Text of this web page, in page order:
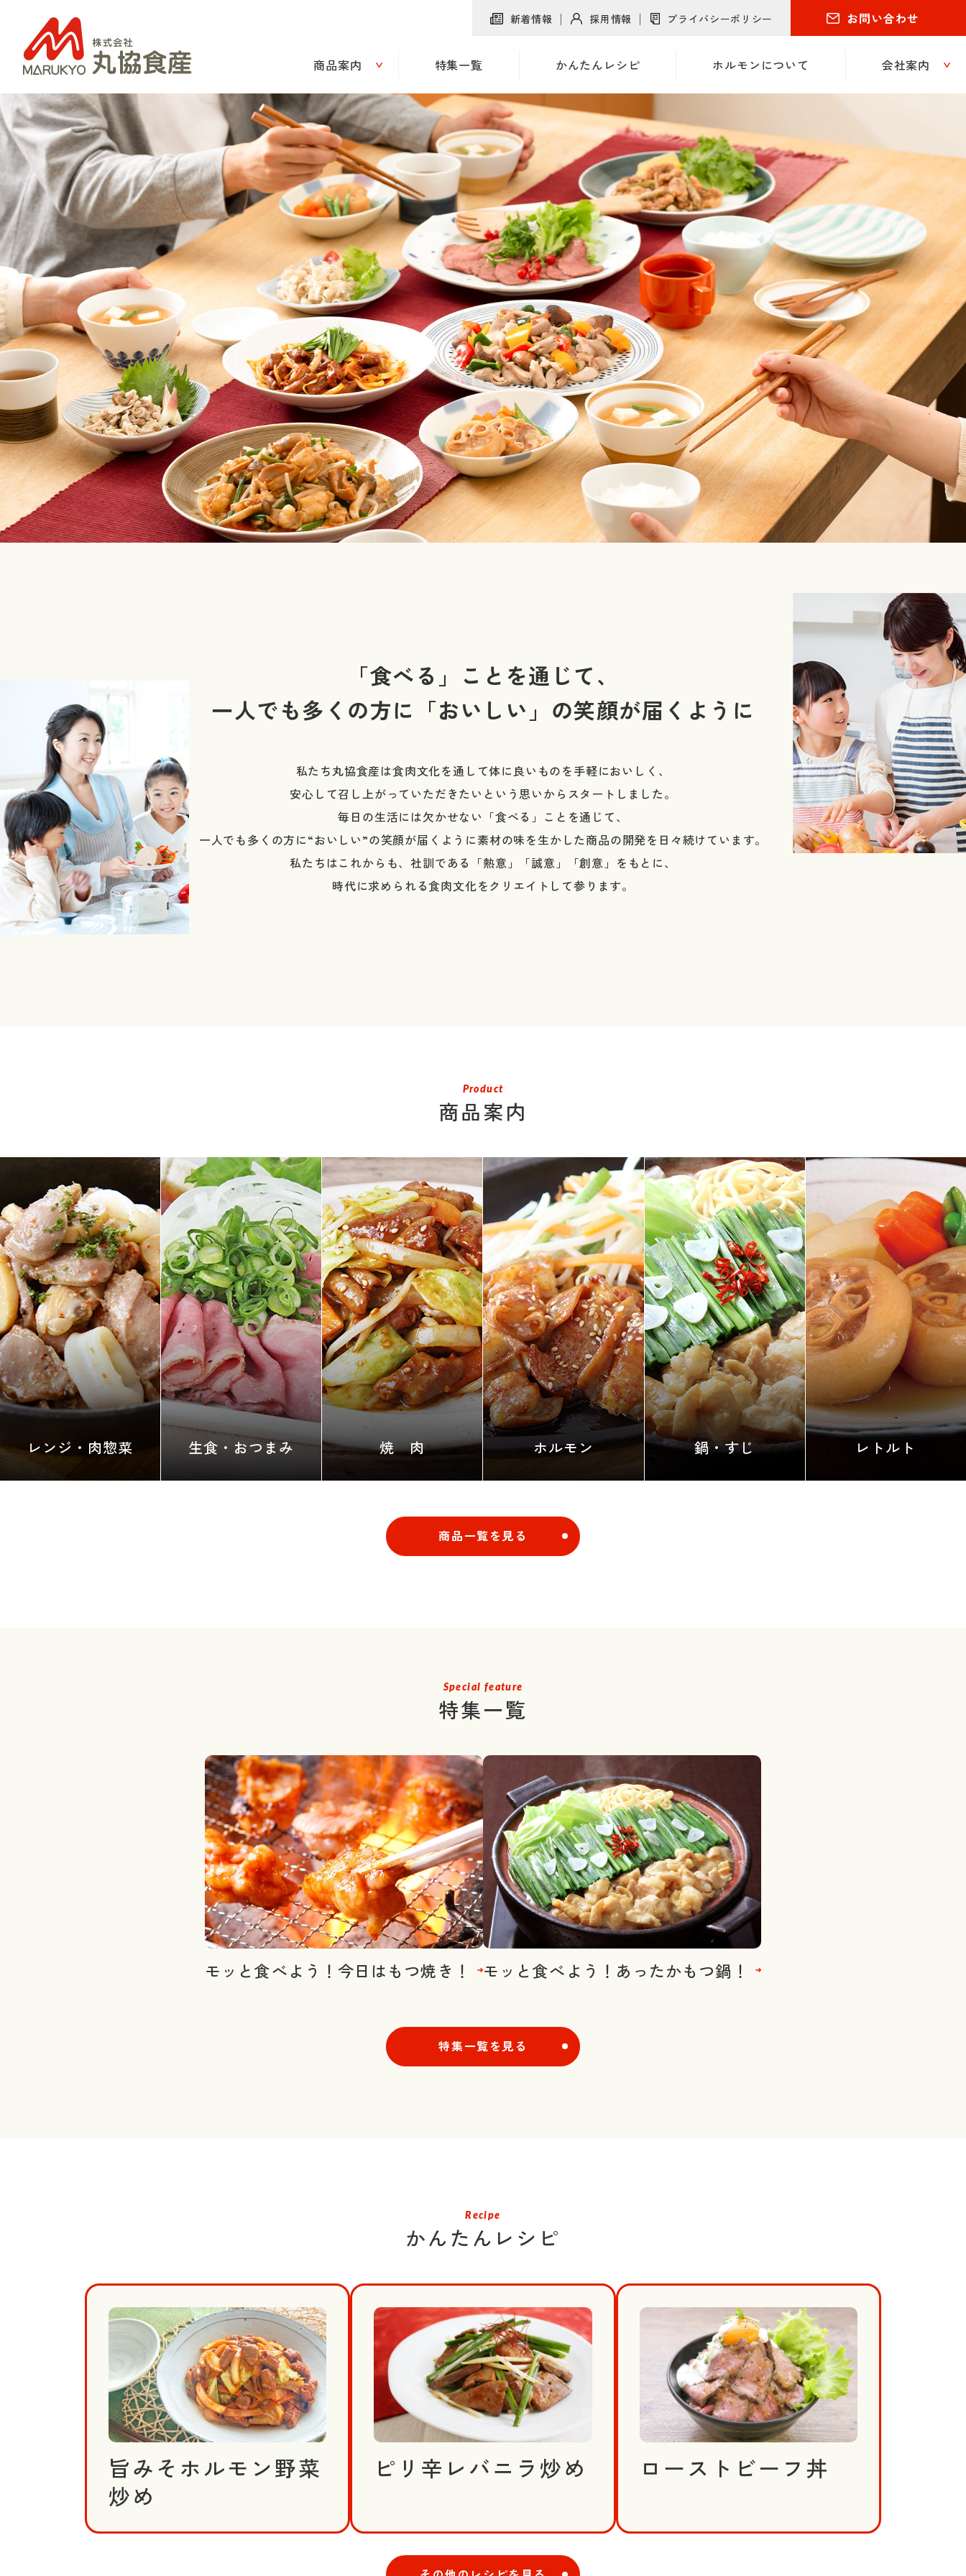
新着情報 採用情報 プライバシーポリシー お問い合わせ
商品案内
商品一覧 かんたんレシピ ホルモンについて
特集一覧 かんたんレシピ ホルモンについて 会社案内
丸協食産について 豊味館について トーア食産について SQFシステム 工場紹介
「食べる」ことを通じて、
一人でも多くの方に「おいしい」の笑顔が届くように
私たち丸協食産は食肉文化を通して体に良いものを手軽においしく、
安心して召し上がっていただきたいという思いからスタートしました。
毎日の生活には欠かせない「食べる」ことを通じて、
一人でも多くの方に“おいしい”の笑顔が届くように素材の味を生かした商品の開発を 日々続けています。
私たちはこれからも、社訓である「熱意」「誠意」「創意」をもとに、
時代に求められる食肉文化をクリエイトして参ります。
Product
商品案内
レンジ・肉惣菜 生食・おつまみ 焼 肉 ホルモン 鍋・すじ レトルト
商品一覧を見る
Special feature
特集一覧
モッと食べよう！今日はもつ焼き！ モッと食べよう！あったかもつ鍋！
特集一覧を見る
Recipe
かんたんレシピ
旨みそホルモン野菜
炒め
ピリ辛レバニラ炒め ローストビーフ丼
かんたんレシピ ホルモンについて
丸協食産について 豊味館について トーア食産について SQFシステム